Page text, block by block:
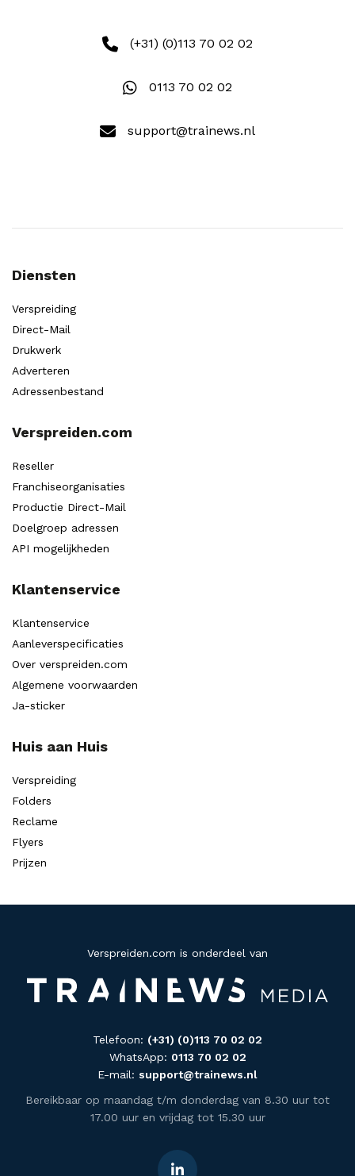
(+31) (0)113 70 02 02
0113 70 02 02
support@trainews.nl
Diensten
Verspreiding
Direct-Mail
Drukwerk
Adverteren
Adressenbestand
Verspreiden.com
Reseller
Franchiseorganisaties
Productie Direct-Mail
Doelgroep adressen
API mogelijkheden
Klantenservice
Klantenservice
Aanleverspecificaties
Over verspreiden.com
Algemene voorwaarden
Ja-sticker
Huis aan Huis
Verspreiding
Folders
Reclame
Flyers
Prijzen
Verspreiden.com is onderdeel van
Telefoon: (+31) (0)113 70 02 02
WhatsApp: 0113 70 02 02
E-mail: support@trainews.nl
Bereikbaar op maandag t/m donderdag van 8.30 uur tot
17.00 uur en vrijdag tot 15.30 uur